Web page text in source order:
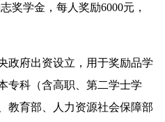
奖学金，每人奖励6000元，
政府出资设立，用于奖励品学
专科（含高职、第二学士学
教育部、人力资源社会保障部